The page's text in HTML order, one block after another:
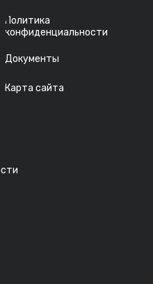
Политика
конфиденциальности
Документы
Карта сайта